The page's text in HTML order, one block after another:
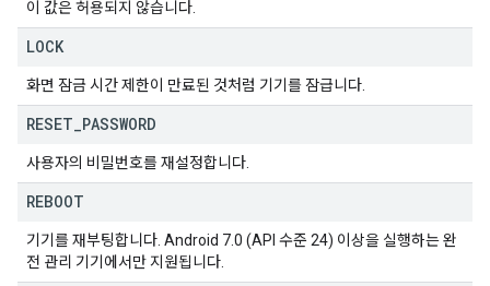
이 값은 허용되지 않습니다.
LOCK
화면 잠금 시간 제한이 만료된 것처럼 기기를 잠급니다.
RESET PASSWORD
사용자의 비밀번호를 재설정합니다.
REBOOT
기기를 재부팅합니다. Android 7.0 (API 수준 24) 이상을 실행하는 완
전 관리 기기에서만 지원됩니다.